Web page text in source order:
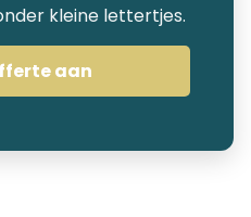
kleine lettertjes.
aan